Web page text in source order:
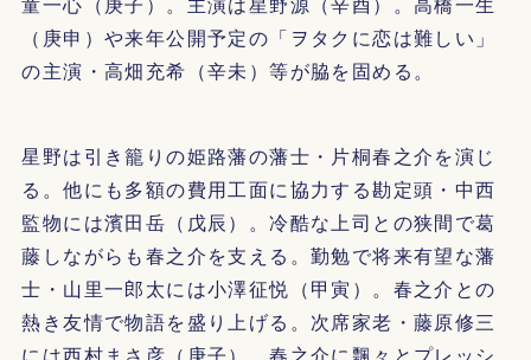
（庚申）や来年公開予定の「ヲタクに恋は難しい」
の主演・高畑充希（辛未）等が脇を固める。
星野は引き籠りの姫路藩の藩士・片桐春之介を演じ
る。他にも多額の費用工面に協力する勘定頭・中西
監物には濱田岳（戊辰）。冷酷な上司との狭間で葛
藤しながらも春之介を支える。勤勉で将来有望な藩
士・山里一郎太には小澤征悦（甲寅）。春之介との
熱き友情で物語を盛り上げる。次席家老・藤原修三